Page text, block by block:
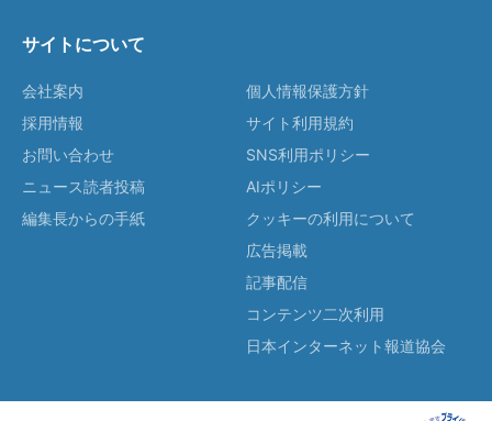
サイトについて
会社案内
採用情報
お問い合わせ
ニュース読者投稿
編集長からの手紙
個人情報保護方針
サイト利用規約
SNS利用ポリシー
AIポリシー
クッキーの利用について
広告掲載
記事配信
コンテンツ二次利用
日本インターネット報道協会